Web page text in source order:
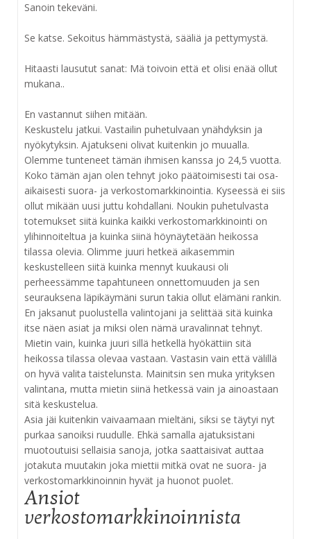
Sanoin tekeväni.
Se katse. Sekoitus hämmästystä, sääliä ja pettymystä.
Hitaasti lausutut sanat: Mä toivoin että et olisi enää ollut
mukana..
En vastannut siihen mitään.
Keskustelu jatkui. Vastailin puhetulvaan ynähdyksin ja
nyökytyksin. Ajatukseni olivat kuitenkin jo muualla.
Olemme tunteneet tämän ihmisen kanssa jo 24,5 vuotta.
Koko tämän ajan olen tehnyt joko päätoimisesti tai osa-
aikaisesti suora- ja verkostomarkkinointia. Kyseessä ei siis
ollut mikään uusi juttu kohdallani. Noukin puhetulvasta
totemukset siitä kuinka kaikki verkostomarkkinointi on
ylihinnoiteltua ja kuinka siinä höynäytetään heikossa
tilassa olevia. Olimme juuri hetkeä aikasemmin
keskustelleen siitä kuinka mennyt kuukausi oli
perheessämme tapahtuneen onnettomuuden ja sen
seurauksena läpikäymäni surun takia ollut elämäni rankin.
En jaksanut puolustella valintojani ja selittää sitä kuinka
itse näen asiat ja miksi olen nämä uravalinnat tehnyt.
Mietin vain, kuinka juuri sillä hetkellä hyökättiin sitä
heikossa tilassa olevaa vastaan. Vastasin vain että välillä
on hyvä valita taistelunsta. Mainitsin sen muka yrityksen
valintana, mutta mietin siinä hetkessä vain ja ainoastaan
sitä keskustelua.
Asia jäi kuitenkin vaivaamaan mieltäni, siksi se täytyi nyt
purkaa sanoiksi ruudulle. Ehkä samalla ajatuksistani
muotoutuisi sellaisia sanoja, jotka saattaisivat auttaa
jotakuta muutakin joka miettii mitkä ovat ne suora- ja
verkostomarkkinoinnin hyvät ja huonot puolet.
Ansiot
verkostomarkkinoinnista